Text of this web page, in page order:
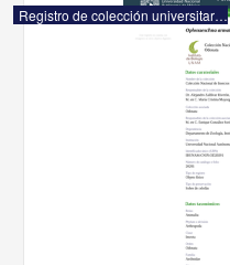
Registro de colección universitaria